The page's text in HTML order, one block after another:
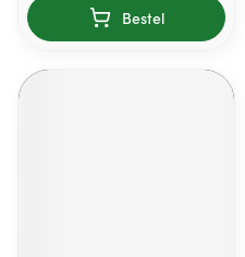
Bestel